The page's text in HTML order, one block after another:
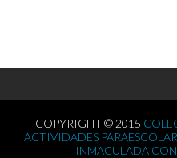
COPYRIGHT © 2015
ACTIVIDADES
INMACULADA